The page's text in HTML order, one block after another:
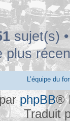
sujet(s)
plus
L’équipe du
phpBB®
Traduit